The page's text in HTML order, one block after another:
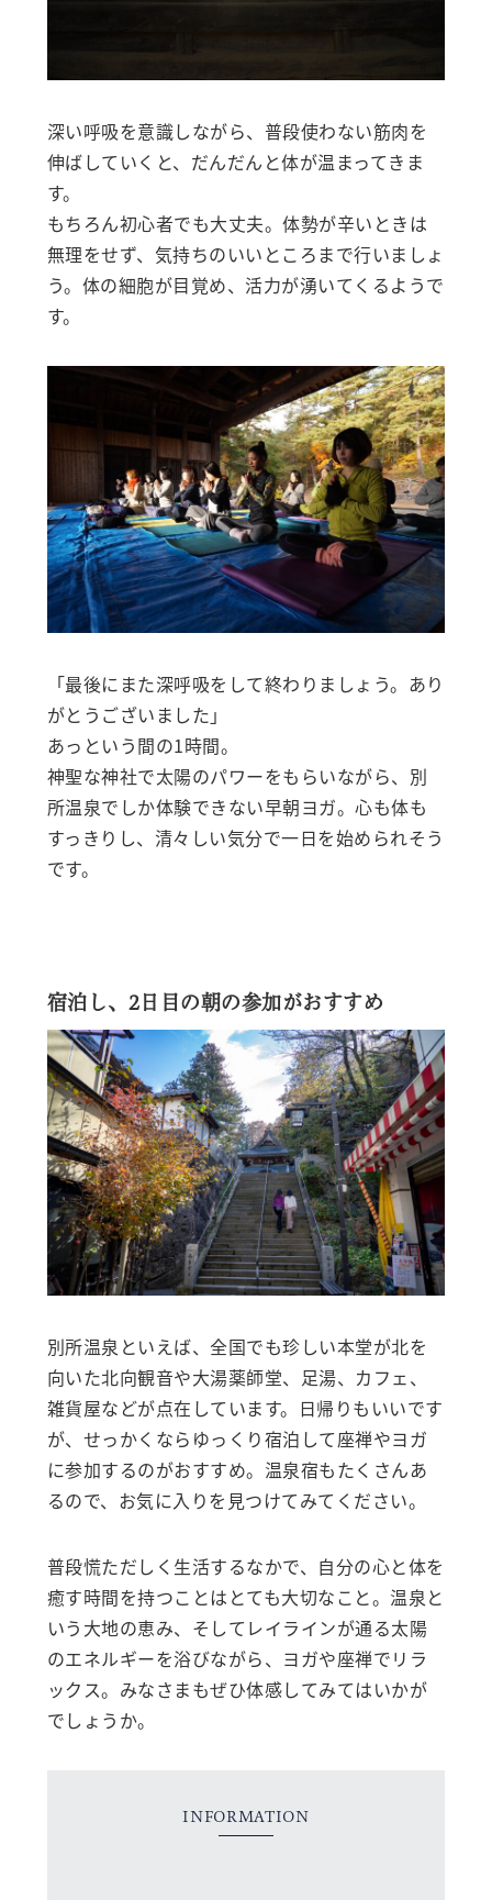
深い呼吸を意識しながら、普段使わない筋肉を
伸ばしていくと、だんだんと体が温まってきま
す。
もちろん初心者でも大丈夫。体勢が辛いときは
無理をせず、気持ちのいいところまで行いましょ
う。体の細胞が目覚め、活力が湧いてくるようで
す。
「最後にまた深呼吸をして終わりましょう。あり
がとうございました」
あっという間の1時間。
神聖な神社で太陽のパワーをもらいながら、別
所温泉でしか体験できない早朝ヨガ。心も体も
すっきりし、清々しい気分で一日を始められそう
です。
宿泊し、2日目の朝の参加がおすすめ
別所温泉といえば、全国でも珍しい本堂が北を
向いた北向観音や大湯薬師堂、足湯、カフェ、
雑貨屋などが点在しています。日帰りもいいです
が、せっかくならゆっくり宿泊して座禅やヨガ
に参加するのがおすすめ。温泉宿もたくさんあ
るので、お気に入りを見つけてみてください。
普段慌ただしく生活するなかで、自分の心と体を
癒す時間を持つことはとても大切なこと。温泉と
いう大地の恵み、そしてレイラインが通る太陽
のエネルギーを浴びながら、ヨガや座禅でリラ
ックス。みなさまもぜひ体感してみてはいかが
でしょうか。
INFORMATION